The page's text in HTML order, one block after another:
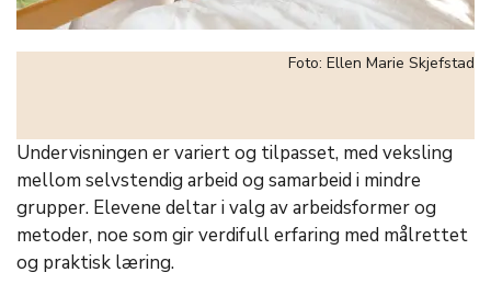
Foto: Ellen Marie Skjefstad
Undervisningen er variert og tilpasset, med veksling
mellom selvstendig arbeid og samarbeid i mindre
grupper. Elevene deltar i valg av arbeidsformer og
metoder, noe som gir verdifull erfaring med målrettet
og praktisk læring.